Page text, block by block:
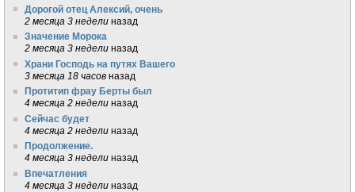
Дорогой отец Алексий, очень
2 месяца 3 недели назад
Значение Морока
2 месяца 3 недели назад
Храни Господь на путях Вашего
3 месяца 18 часов назад
Протитип фрау Берты был
4 месяца 2 недели назад
Сейчас будет
4 месяца 2 недели назад
Продолжение.
4 месяца 3 недели назад
Впечатления
4 месяца 3 недели назад